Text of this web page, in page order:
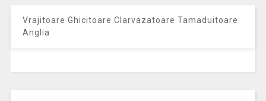
Vrajitoare Ghicitoare Clarvazatoare Tamaduitoare
Anglia